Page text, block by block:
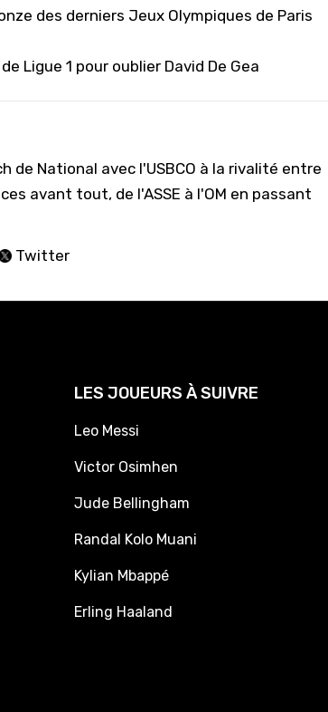
des derniers Jeux Olympiques de Paris
Ligue 1 pour oublier David De Gea
de National avec l'USBCO à la rivalité entre
avant tout, de l'ASSE à l'OM en passant
Twitter
LES JOUEURS À SUIVRE
Leo Messi
Victor Osimhen
Jude Bellingham
Randal Kolo Muani
Kylian Mbappé
Erling Haaland